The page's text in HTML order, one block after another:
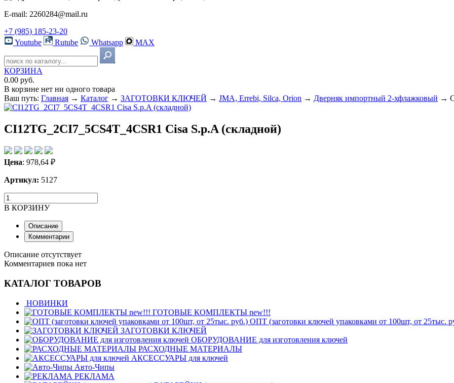
E-mail: 2260284@mail.ru
+7 (985) 185-23-20
Youtube
Rutube Whatsapp MAX
КОРЗИНА
0.00 руб.
В корзине нет ни одного товара
Ваш путь: Главная → Каталог → ЗАГОТОВКИ КЛЮЧЕЙ → JMA, Errebi, Silca, Orion → Дверняк импортный 2-хфлажковый →
CI12TG_2CI7_5CS4T_4CSR1 Cisa S.p.A (складной)
Цена: 978,64 ₽
Артикул: 5127
В КОРЗИНУ
Описание
Комментарии
Описание отсутствует
Комментариев пока нет
КАТАЛОГ ТОВАРОВ
НОВИНКИ
ГОТОВЫЕ КОМПЛЕКТЫ new!!!
ОПТ (заготовки ключей упаковками от 100шт, от 25тыс.
ЗАГОТОВКИ КЛЮЧЕЙ
ОБОРУДОВАНИЕ для изготовления ключей
РАСХОДНЫЕ МАТЕРИАЛЫ
АКСЕССУАРЫ для ключей
Авто-Чипы
РЕКЛАМА